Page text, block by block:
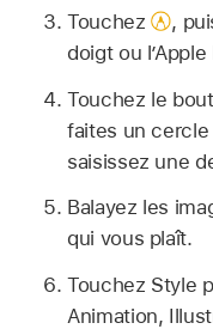
Touchez
,
doigt ou
Touchez le
faites un
saisissez une
Balayez les
qui vous plaît.
Touchez Style
Animation,